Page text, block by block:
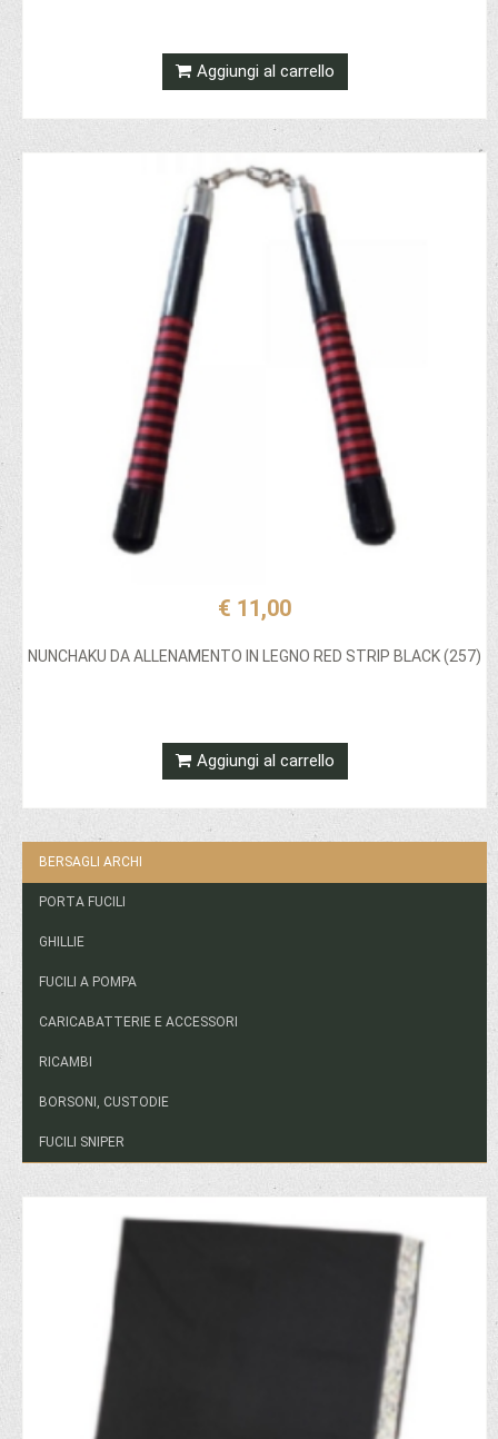
Aggiungi al carrello
€ 11,00
NUNCHAKU DA ALLENAMENTO IN LEGNO RED STRIP BLACK (257)
Aggiungi al carrello
BERSAGLI ARCHI
PORTA FUCILI
GHILLIE
FUCILI A POMPA
CARICABATTERIE E ACCESSORI
RICAMBI
BORSONI, CUSTODIE
FUCILI SNIPER